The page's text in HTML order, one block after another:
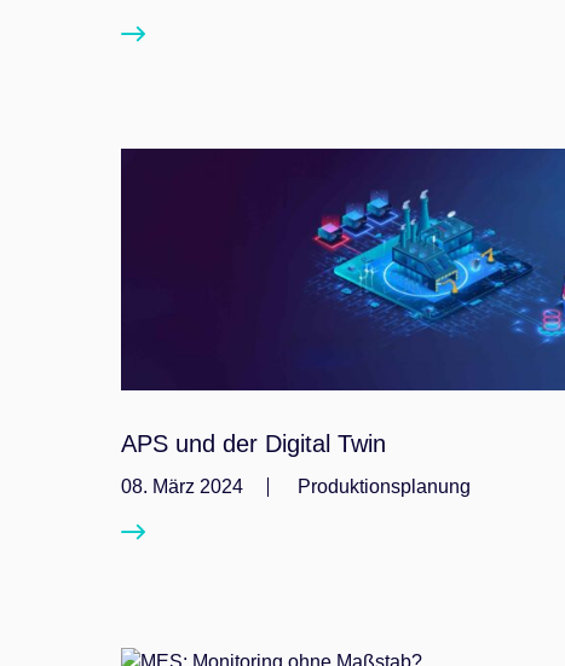
APS und der Digital Twin
08. März 2024 Produktionsplanung